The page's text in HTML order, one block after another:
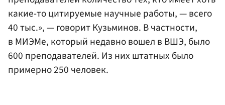
какие-то цитируемые научные работы, — всего
40 тыс.», — говорит Кузьминов. В частности,
в МИЭМе, который недавно вошел в ВШЭ, было
600 преподавателей. Из них штатных было
примерно 250 человек.